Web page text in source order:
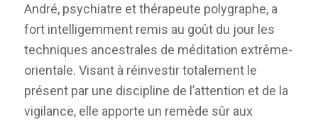
André, psychiatre et thérapeute polygraphe, a
fort intelligemment remis au goût du jour les
techniques ancestrales de méditation extrême-
orientale. Visant à réinvestir totalement le
présent par une discipline de l’attention et de la
vigilance, elle apporte un remède sûr aux